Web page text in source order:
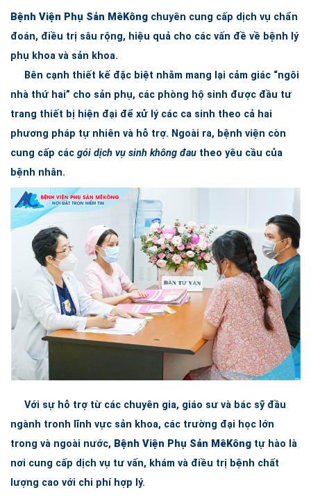
Bệnh Viện Phụ Sản MêKông chuyên cung cấp dịch vụ chẩn
đoán, điều trị sâu rộng, hiệu quả cho các vấn đề về bệnh lý
phụ khoa và sản khoa.
Bên cạnh thiết kế đặc biệt nhằm mang lại cảm giác “ngôi
nhà thứ hai” cho sản phụ, các phòng hộ sinh được đầu tư
trang thiết bị hiện đại để xử lý các ca sinh theo cả hai
phương pháp tự nhiên và hỗ trợ. Ngoài ra, bệnh viện còn
cung cấp các gói dịch vụ sinh không đau theo yêu cầu của
bệnh nhân.
Với sự hỗ trợ từ các chuyên gia, giáo sư và bác sỹ đầu
ngành tronh lĩnh vực sản khoa, các trường đại học lớn
trong và ngoài nước, Bệnh Viện Phụ Sản MêKông tự hào là
nơi cung cấp dịch vụ tư vấn, khám và điều trị bệnh chất
lượng cao với chi phí hợp lý.